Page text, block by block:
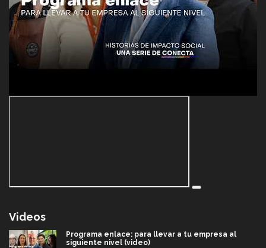
Videos
Programa enlace: para llevar a tu empresa al
siguiente nivel (video)